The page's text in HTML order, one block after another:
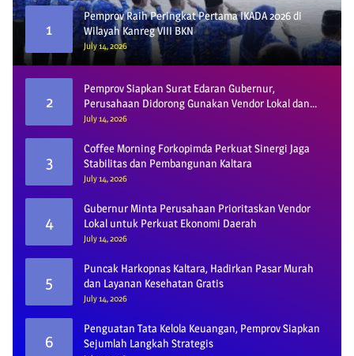
1
Pemprov Raih Peringkat Pertama IKADA 2026 di
Wilayah Kanreg VIII BKN
July 14, 2026
2
Pemprov Siapkan Surat Edaran Gubernur,
Perusahaan Didorong Gunakan Vendor Lokal dan
Pelat KU
July 14, 2026
3
Coffee Morning Forkopimda Perkuat Sinergi Jaga
Stabilitas dan Pembangunan Kaltara
July 14, 2026
4
Gubernur Minta Perusahaan Prioritaskan Vendor
Lokal untuk Perkuat Ekonomi Daerah
July 14, 2026
5
Puncak Harkopnas Kaltara, Hadirkan Pasar Murah
dan Layanan Kesehatan Gratis
July 14, 2026
6
Penguatan Tata Kelola Keuangan, Pemprov Siapkan
Sejumlah Langkah Strategis